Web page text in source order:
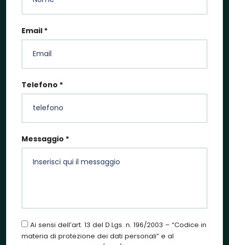
Email *
Telefono *
Messaggio *
Ai sensi dell’art. 13 del D.Lgs. n. 196/2003 – “Codice in
materia di protezione dei dati personali” e al